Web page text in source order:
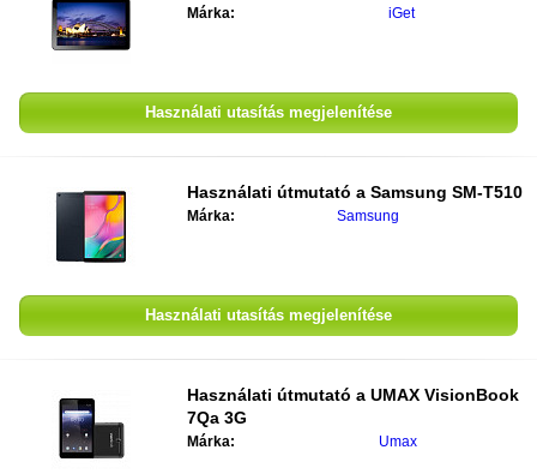
Márka: iGet
Használati utasítás megjelenítése
Használati útmutató a Samsung SM-T510
Márka: Samsung
Használati utasítás megjelenítése
Használati útmutató a UMAX VisionBook
7Qa 3G
Márka: Umax